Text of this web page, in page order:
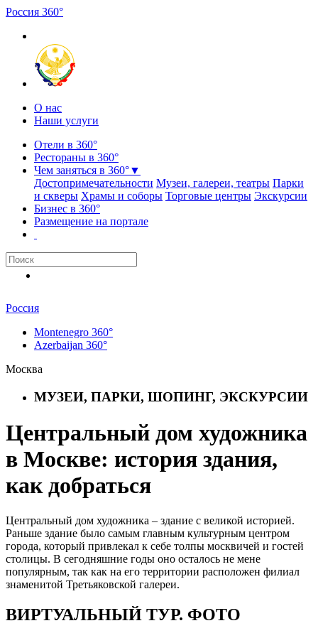
Россия 360°
О нас
Наши услуги
Отели в 360°
Рестораны в 360°
Чем заняться в 360°▼
Достопримечательности Музеи, галереи, театры Парки
и скверы Храмы и соборы Торговые центры Экскурсии
Бизнес в 360°
Размещение на портале
Россия
Montenegro 360°
Azerbaijan 360°
Москва
МУЗЕИ, ПАРКИ, ШОПИНГ, ЭКСКУРСИИ
Центральный дом художника
в Москве: история здания,
как добраться
Центральный дом художника – здание с великой историей.
Раньше здание было самым главным культурным центром
города, который привлекал к себе толпы москвичей и гостей
столицы. В сегодняшние годы оно осталось не мене
популярным, так как на его территории расположен филиал
знаменитой Третьяковской галереи.
ВИРТУАЛЬНЫЙ ТУР. ФОТО